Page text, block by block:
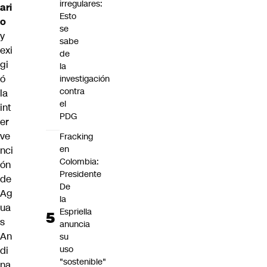
ari
o
y
exi
gi
ó
la
int
er
ve
nci
ón
de
Ag
ua
s
An
di
irregulares:
Esto
se
sabe
de
la
investigación
contra
el
PDG
Fracking
en
Colombia:
Presidente
De
la
Espriella
anuncia
su
uso
"sostenible"